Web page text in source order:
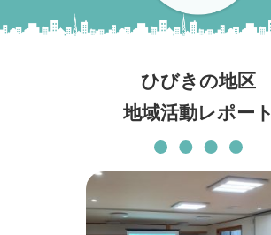
ひびきの地区
地域活動レポート